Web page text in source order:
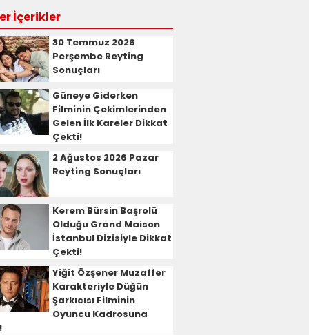
İçerikler
30 Temmuz 2026
Perşembe Reyting
Sonuçları
Güneye Giderken
Filminin Çekimlerinden
Gelen İlk Kareler Dikkat
Çekti!
2 Ağustos 2026 Pazar
Reyting Sonuçları
Kerem Bürsin Başrolü
Olduğu Grand Maison
İstanbul Dizisiyle Dikkat
Çekti!
Yiğit Özşener Muzaffer
Karakteriyle Düğün
Şarkıcısı Filminin
Oyuncu Kadrosuna